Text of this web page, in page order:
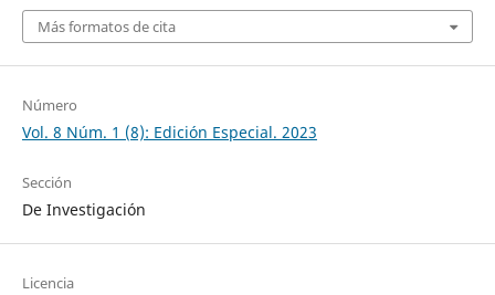
Más formatos de cita
Número
Vol. 8 Núm. 1 (8): Edición Especial. 2023
Sección
De Investigación
Licencia